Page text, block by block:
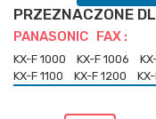
PRZEZNACZONE
PANASONIC FAX :
KX-F 1000 KX-F 1006
KX-F 1100
KX-F 1200